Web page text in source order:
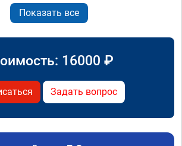
Показать все
16000 ₽
Задать вопрос